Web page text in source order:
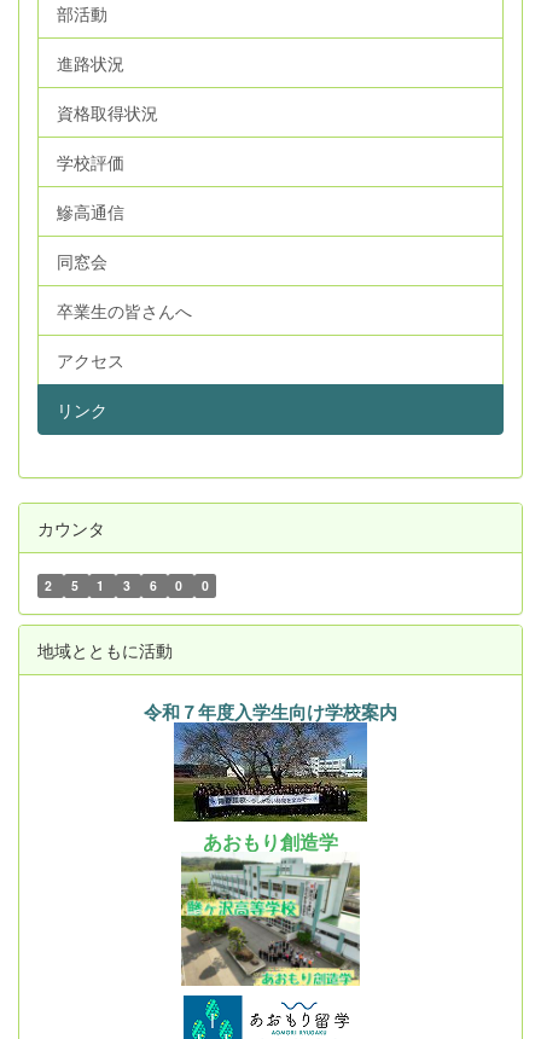
部活動
進路状況
資格取得状況
学校評価
鰺高通信
同窓会
卒業生の皆さんへ
アクセス
リンク
カウンタ
2 5 1 3 6 0 0
地域とともに活動
令和７年度入学生向け学校案内
あおもり創造学